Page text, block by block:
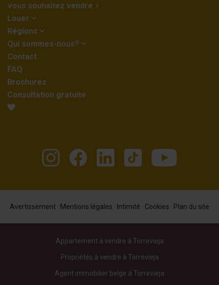
Vous souhaitez vendre ?
Louer
Régions
Qui sommes-nous?
Contact
FAQ
Brochures
Consultation gratuite
Avertissement · Mentions légales · Intimité · Cookies · Plan du site
Appartement à vendre à Torrevieja
Propriétés à vendre à Torrevieja
Agent immobilier belge à Torrevieja